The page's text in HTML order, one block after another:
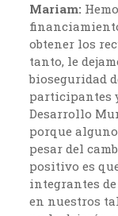
Mariam:
obtener los
tanto, le
bioseguridad
participantes
Desarrollo
porque
pesar del
positivo es
integrantes
en nuestros